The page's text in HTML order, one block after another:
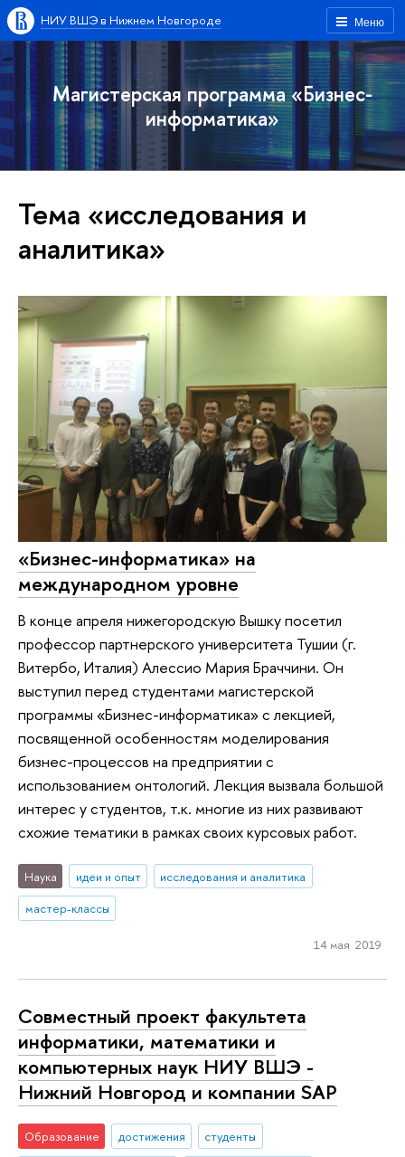
Меню
НИУ ВШЭ в Нижнем Новгороде
Магистерская программа «Бизнес-
информатика»
Тема «исследования и
аналитика»
«Бизнес-информатика» на
международном уровне
В конце апреля нижегородскую Вышку посетил
профессор партнерского университета Тушии (г.
Витербо, Италия) Алессио Мария Браччини. Он
выступил перед студентами магистерской
программы «Бизнес-информатика» с лекцией,
посвященной особенностям моделирования
бизнес-процессов на предприятии с
использованием онтологий. Лекция вызвала большой
интерес у студентов, т.к. многие из них развивают
схожие тематики в рамках своих курсовых работ.
Наука идеи и опыт
исследования и аналитика
мастер-классы
14 мая 2019
Совместный проект факультета
информатики, математики и
компьютерных наук НИУ ВШЭ -
Нижний Новгород и компании SAP
Образование достижения
студенты